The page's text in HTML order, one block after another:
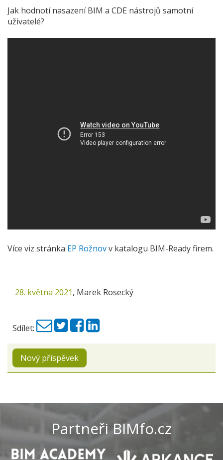
Jak hodnotí nasazení BIM a CDE nástrojů samotní
uživatelé?
Více viz stránka EP Rožnovv katalogu BIM-Ready firem.
28. května 2021, Marek Rosecký
Sdílet:
Nový příspěvek
Partneři BIMfo.cz